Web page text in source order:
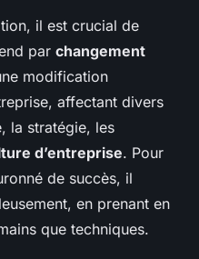
il est crucial de
par changement
modification
affectant divers
la stratégie, les
d’entreprise. Pour
de succès, il
en prenant en
que techniques.